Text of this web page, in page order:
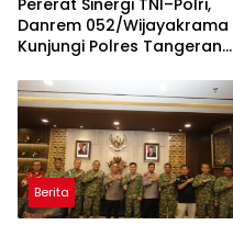
Danrem 052/Wijayakrama
Kunjungi Polres Tangerang
Berita